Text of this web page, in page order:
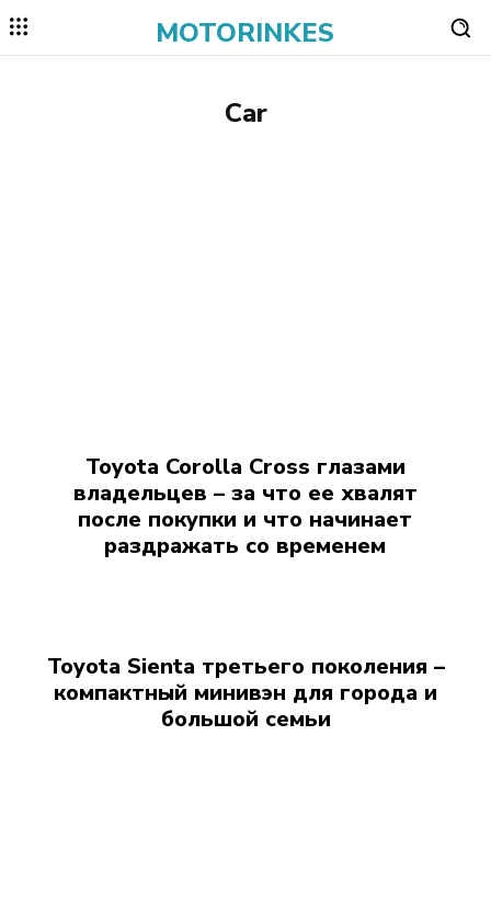
MOTORINKES
Car
Toyota Corolla Cross глазами
владельцев – за что ее хвалят
после покупки и что начинает
раздражать со временем
Toyota Sienta третьего поколения –
компактный минивэн для города и
большой семьи